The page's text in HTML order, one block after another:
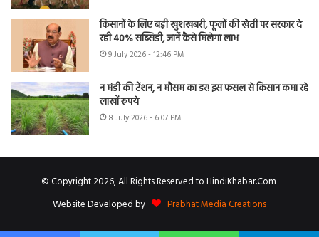
किसानों के लिए बड़ी खुशखबरी, फूलों की खेती पर सरकार दे
रही 40% सब्सिडी, जानें कैसे मिलेगा लाभ
9 July 2026 - 12:46 PM
न मंडी की टेंशन, न मौसम का डर! इस फसल से किसान कमा रहे
लाखों रुपये
8 July 2026 - 6:07 PM
© Copyright 2026, All Rights Reserved to HindiKhabar.Com
Website Developed by
Prabhat Media Creations